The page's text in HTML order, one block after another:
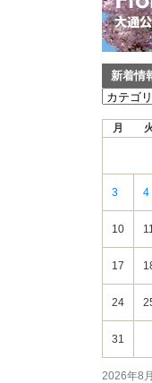
新着情
新
2026年8月
月
3 4
10 11
17
24
31